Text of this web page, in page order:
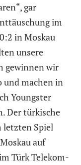
gar
im
in Moskau
unsere
gewinnen wir
und machen in
Youngster
Der türkische
letzten Spiel
auf
Türk Telekom-